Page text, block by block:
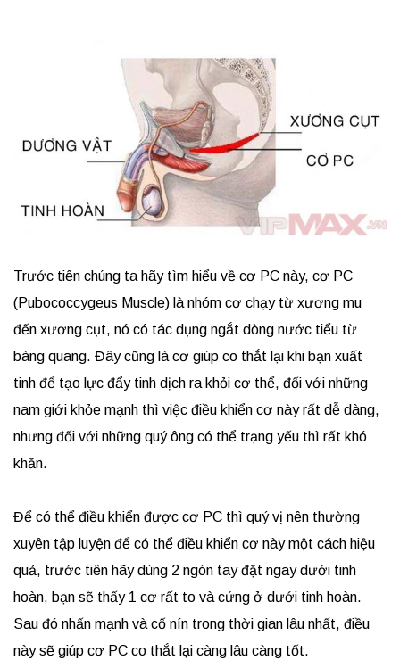
Trước tiên chúng ta hãy tìm hiểu về cơ PC này, cơ PC
(Pubococcygeus Muscle) là nhóm cơ chạy từ xương mu
đến xương cụt, nó có tác dụng ngắt dòng nước tiểu từ
bàng quang. Đây cũng là cơ giúp co thắt lại khi bạn xuất
tinh để tạo lực đẩy tinh dịch ra khỏi cơ thể, đối với những
nam giới khỏe mạnh thì việc điều khiển cơ này rất dễ dàng,
nhưng đối với những quý ông có thể trạng yếu thì rất khó
khăn.
Để có thể điều khiển được cơ PC thì quý vị nên thường
xuyên tập luyện để có thể điều khiển cơ này một cách hiệu
quả, trước tiên hãy dùng 2 ngón tay đặt ngay dưới tinh
hoàn, bạn sẽ thấy 1 cơ rất to và cứng ở dưới tinh hoàn.
Sau đó nhấn mạnh và cố nín trong thời gian lâu nhất, điều
này sẽ giúp cơ PC co thắt lại càng lâu càng tốt.